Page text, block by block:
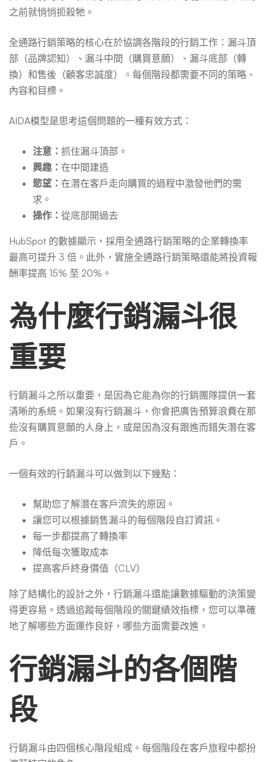
之前就悄悄扼殺牠。
全通路行銷策略的核心在於協調各階段的行銷工作：漏斗頂
部（品牌認知）、漏斗中間（購買意願）、漏斗底部（轉
換）和售後（顧客忠誠度）。每個階段都需要不同的策略、
內容和目標。
AIDA模型是思考這個問題的一種有效方式：
注意： 抓住漏斗頂部。
興趣： 在中間建造
慾望： 在潛在客戶走向購買的過程中激發他們的需
求。
操作： 從底部開過去
HubSpot 的數據顯示，採用全通路行銷策略的企業轉換率
最高可提升 3 倍。此外，實施全通路行銷策略還能將投資報
酬率提高 15% 至 20%。
為什麼行銷漏斗很
重要
行銷漏斗之所以重要，是因為它能為你的行銷團隊提供一套
清晰的系統。如果沒有行銷漏斗，你會把廣告預算浪費在那
些沒有購買意願的人身上，或是因為沒有跟進而錯失潛在客
戶。
一個有效的行銷漏斗可以做到以下幾點：
幫助您了解潛在客戶流失的原因。
讓您可以根據銷售漏斗的每個階段自訂資訊。
每一步都提高了轉換率
降低每次獲取成本
提高客戶終身價值（CLV）
除了結構化的設計之外，行銷漏斗還能讓數據驅動的決策變
得更容易。透過追蹤每個階段的關鍵績效指標，您可以準確
地了解哪些方面運作良好，哪些方面需要改進。
行銷漏斗的各個階
段
行銷漏斗由四個核心階段組成。每個階段在客戶旅程中都扮